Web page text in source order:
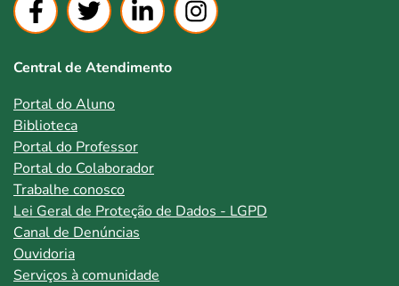
Central de Atendimento
Portal do Aluno
Biblioteca
Portal do Professor
Portal do Colaborador
Trabalhe conosco
Lei Geral de Proteção de Dados - LGPD
Canal de Denúncias
Ouvidoria
Serviços à comunidade